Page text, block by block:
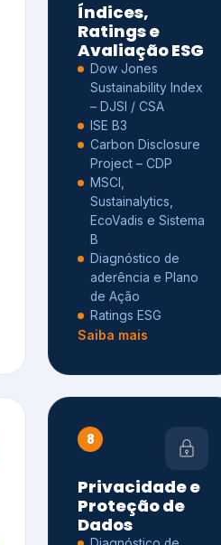
Índices,
Ratings e
Avaliação ESG
Dow Jones
Sustainability Index
– DJSI / CSA
ISE B3
Carbon Disclosure
Project – CDP
MSCI,
Sustainalytics,
EcoVadis e Sistema
B
Diagnóstico de
aderência e Plano
de Ação
Ratings ESG
Saiba mais
8
Privacidade e
Proteção de
Dados